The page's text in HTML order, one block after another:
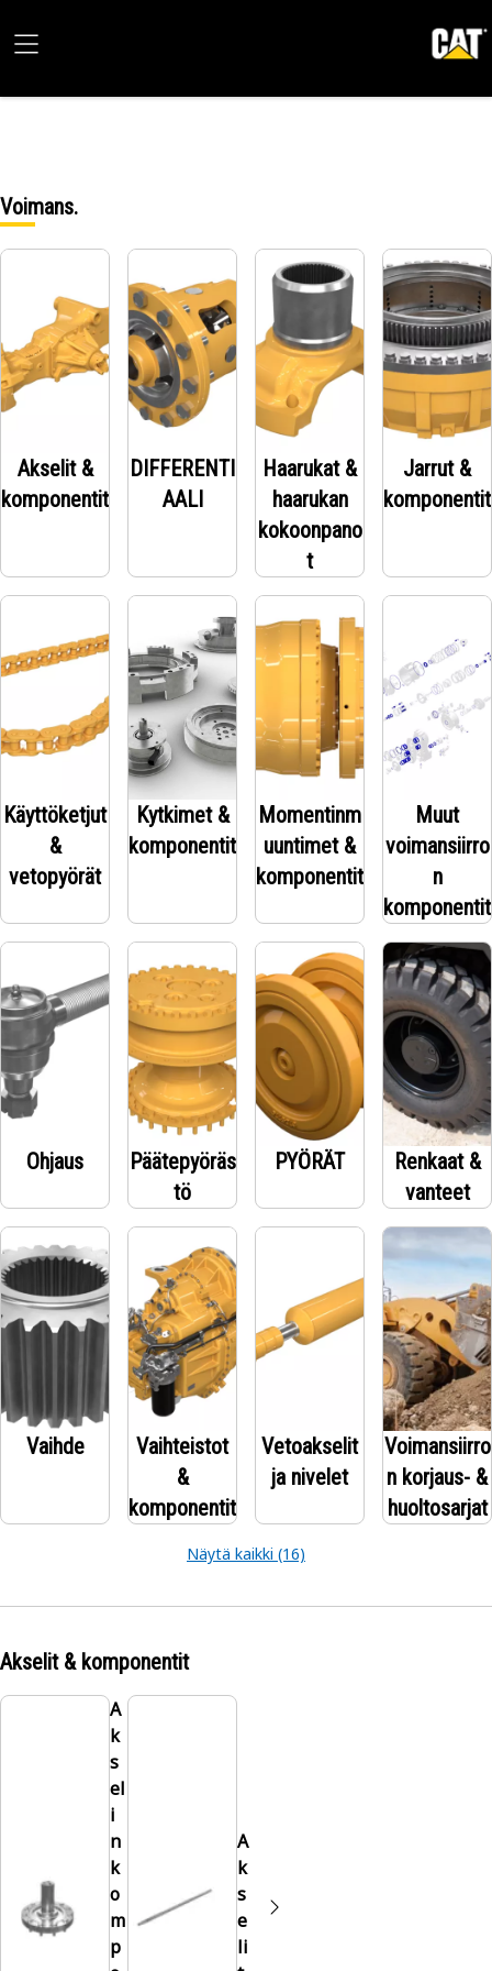
Voimans.
Akselit &
komponentit
DIFFERENTI
AALI
Haarukat &
haarukan
kokoonpano
t
Jarrut &
komponentit
Käyttöketjut
&
vetopyörät
Kytkimet &
komponentit
Momentinm
uuntimet &
komponentit
Muut
voimansiirro
n
komponentit
Ohjaus
Päätepyöräs
tö
PYÖRÄT
Renkaat &
vanteet
Vaihde
Vaihteistot
&
komponentit
Vetoakselit
ja nivelet
Voimansiirro
n korjaus- &
huoltosarjat
Näytä kaikki (16)
Akselit & komponentit
A
k
s
el
i
n
k
o
m
p
A
k
s
e
li